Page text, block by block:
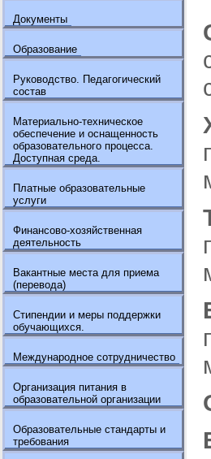
Документы
Образование
Руководство. Педагогический
состав
Материально-техническое
обеспечение и оснащенность
образовательного процесса.
Доступная среда.
Платные образовательные
услуги
Финансово-хозяйственная
деятельность
Вакантные места для приема
(перевода)
Стипендии и меры поддержки
обучающихся.
Международное сотрудничество
Организация питания в
образовательной организации
Образовательные стандарты и
требования